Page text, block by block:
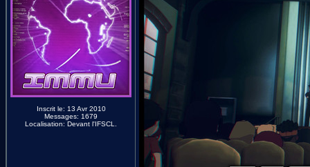
Inscrit le: 13 Avr 2010
Messages: 1679
Localisation: Devant l'IFSCL.